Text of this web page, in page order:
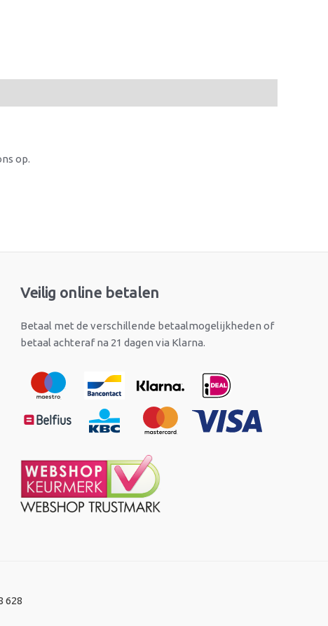
op.
Veilig online betalen
Betaal met de verschillende betaalmogelijkheden of
betaal achteraf na 21 dagen via Klarna.
628